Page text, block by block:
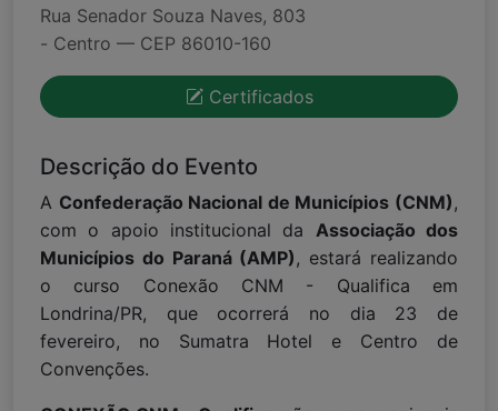
Rua Senador Souza Naves, 803
- Centro — CEP 86010-160
Certificados
Descrição do Evento
A Confederação Nacional de Municípios (CNM) ,
com o apoio institucional da Associação dos
Municípios do Paraná(AMP) , estará realizando
o curso Conexão CNM - Qualifica em
Londrina/PR, que ocorrerá no dia 23 de
fevereiro, no Sumatra Hotel e Centro de
Convenções.